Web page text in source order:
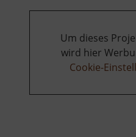
Um dieses
wird hier
Cookie-